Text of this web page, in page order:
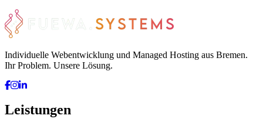
Individuelle Webentwicklung und Managed Hosting aus Bremen.
Ihr Problem. Unsere Lösung.
Leistungen